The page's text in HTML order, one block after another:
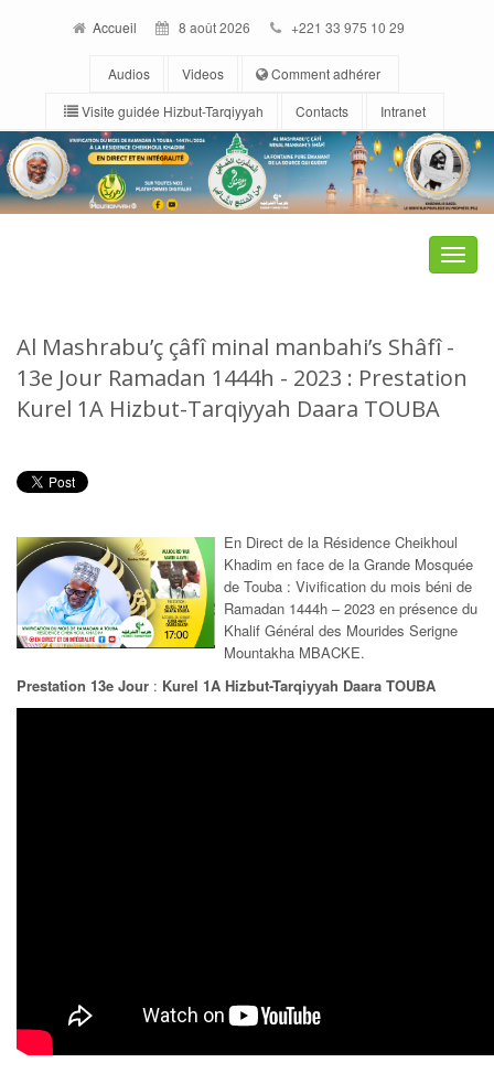
Accueil 8 août 2026 +221 33 975 10 29
Audios Videos
Comment adhérer
Visite guidée Hizbut-Tarqiyyah
Contacts Intranet
Toggle
Al Mashrabu’ç çâfî minal manbahi’s Shâfî -
13e Jour Ramadan 1444h - 2023 : Prestation
Kurel 1A Hizbut-Tarqiyyah Daara TOUBA
En Direct de la Résidence Cheikhoul
Khadim en face de la Grande Mosquée
de Touba : Vivification du mois béni de
Ramadan 1444h – 2023 en présence du
Khalif Général des Mourides Serigne
Mountakha MBACKE.
Prestation 13e Jour : Kurel 1A Hizbut-Tarqiyyah Daara TOUBA